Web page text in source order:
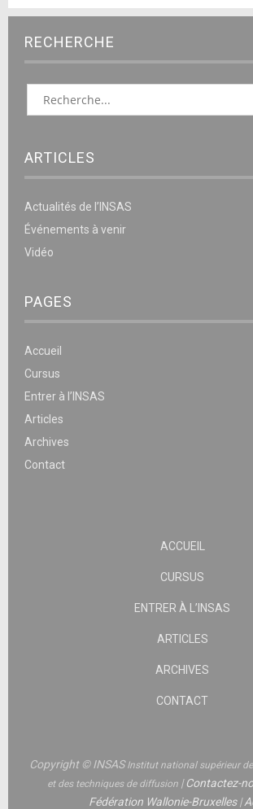
RECHERCHE
ARTICLES
Actualités de l’INSAS
Événements à venir
Vidéo
PAGES
Accueil
Cursus
Entrer à l’INSAS
Articles
Archives
Contact
ACCUEIL
CURSUS
ENTRER À L’INSAS
ARTICLES
ARCHIVES
CONTACT
Copyright © INSASInstitut national supérieur
et des techniques de diffusion |Contactez-
Fédération Wallonie-Bruxelles|